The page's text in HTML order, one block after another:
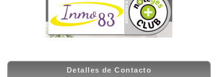
Detalles de Contacto